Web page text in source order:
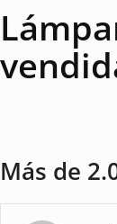
Más de